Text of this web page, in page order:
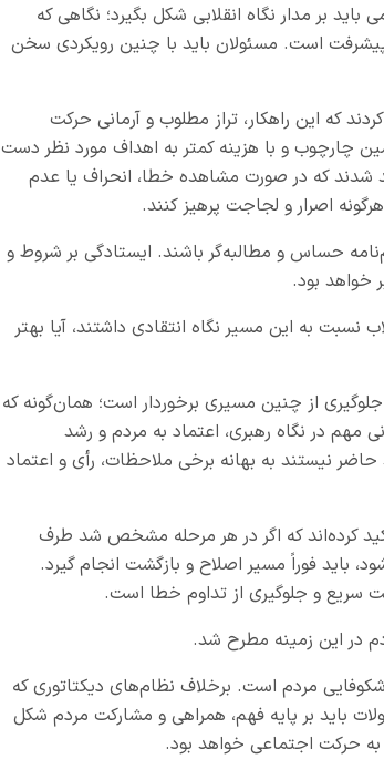
بر مدار نگاه انقلابی شکل بگیرد؛ نگاهی که
پیشرفت است. مسئولان باید با چنین رویکردی سخن
که این راهکار، تراز مطلوب و آرمانی حرکت
چارچوب و با هزینه کمتر به اهداف مورد نظر دست
شدند که در صورت مشاهده خطا، انحراف یا عدم
اصرار و لجاجت پرهیز کنند.
حساس و مطالبه‌گر باشند. ایستادگی بر شروط و
خواهد بود.
به این مسیر نگاه انتقادی داشتند، آیا بهتر
از چنین مسیری برخوردار است؛ همان‌گونه که
مهم در نگاه رهبری، اعتماد به مردم و رشد
که در فتنه سال ۱۳۸۸ نیز فرمودند حاضر نیستند به بهانه برخی ملاحظات، رأی و اعتماد
کرده‌اند که اگر در هر مرحله مشخص شد طرف
باید فوراً مسیر اصلاح و بازگشت انجام گیرد.
سریع و جلوگیری از تداوم خطا است.
در این زمینه مطرح شد.
مردم است. برخلاف نظام‌های دیکتاتوری که
باید بر پایه فهم، همراهی و مشارکت مردم شکل
به حرکت اجتماعی خواهد بود.